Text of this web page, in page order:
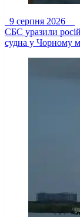
9 серпня 2026
СБС уразили
судна у Чорному